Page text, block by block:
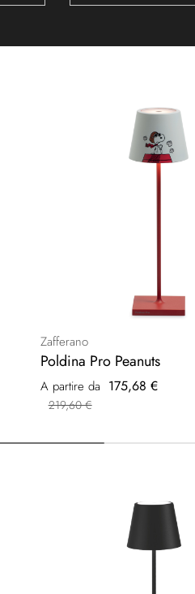
Zafferano
Poldina Pro Peanuts
A partire da 175,68 €
219,60 €